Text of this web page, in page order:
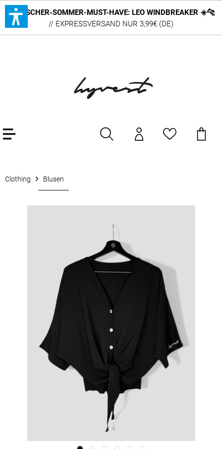
DEUTSCHER-SOMMER-MUST-HAVE: LEO WINDBREAKER ☀️🐆
// EXPRESSVERSAND NUR 3,99€ (DE)
Clothing Blusen